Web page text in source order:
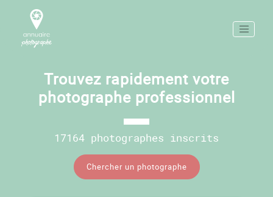
Trouvez rapidement votre
photographe professionnel
17164 photographes inscrits
Chercher un photographe